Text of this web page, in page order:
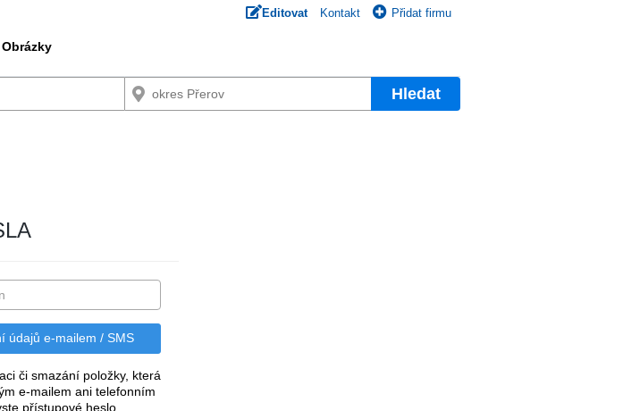
Editovat Kontakt Přidat firmu
Obrázky
Hledat
či smazání položky, která
e-mailem ani telefonním
přístupové heslo